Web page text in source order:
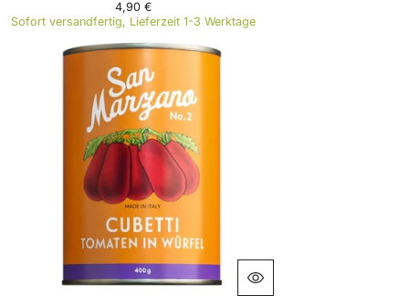
R
E
G
L
A
R
P
R
4
,
9
0
€
4,90 €
Sofort versandfertig, Lieferzeit 1-3 Werktage